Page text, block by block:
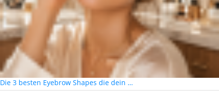
Die 3 besten Eyebrow Shapes die dein …